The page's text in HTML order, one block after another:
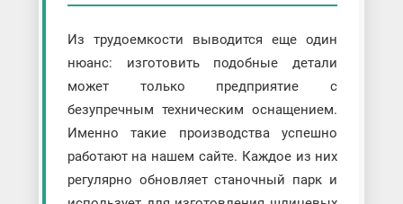
Из трудоемкости выводится еще один
нюанс: изготовить подобные детали
может только предприятие с
безупречным техническим оснащением.
Именно такие производства успешно
работают на нашем сайте. Каждое из них
регулярно обновляет станочный парк и